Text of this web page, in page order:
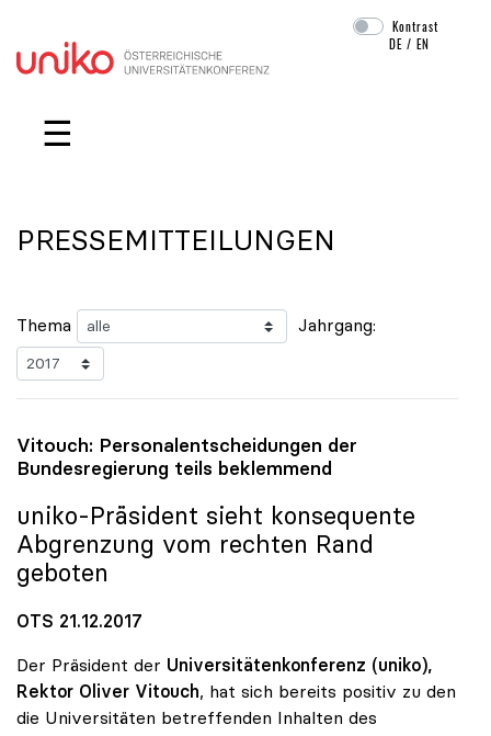
Navigation überspringen
Kontrast
DE /EN
☰
PRESSEMITTEILUNGEN
Thema Jahrgang:
Vitouch: Personalentscheidungen der
Bundesregierung teils beklemmend
uniko-Präsident sieht konsequente
Abgrenzung vom rechten Rand
geboten
OTS 21.12.2017
Der Präsident der Universitätenkonferenz (uniko),
Rektor Oliver Vitouch, hat sich bereits positiv zu den
die Universitäten betreffenden Inhalten des